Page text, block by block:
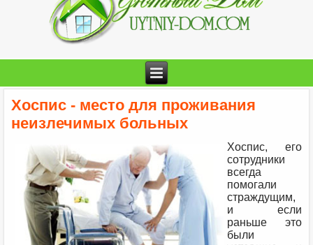
Хоспис - место для проживания
неизлечимых больных
Хоспис, его
сотрудники
всегда
помогали
страждущим,
и если
раньше это
были